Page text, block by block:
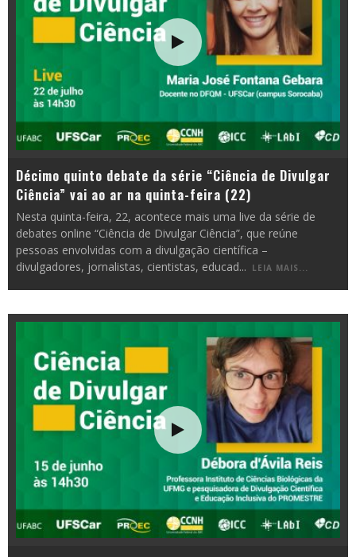
Décimo quinto debate da série “Ciência de Divulgar
Ciência” vai ao ar na quinta-feira (22)
Nesta quinta-feira, 22, acontece mais uma live da série de
debates online “Ciência de Divulgar Ciência”, que reúne
pessoas envolvidas com a divulgação científica –
divulgadores, jornalistas, cientistas, educad... LEIA MAIS...